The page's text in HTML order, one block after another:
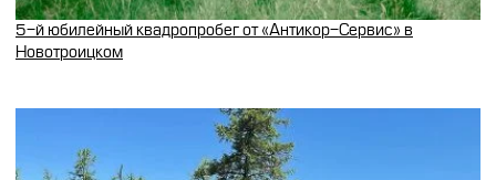
5-й юбилейный квадропробег от «Антикор-Сервис» в
Новотроицком